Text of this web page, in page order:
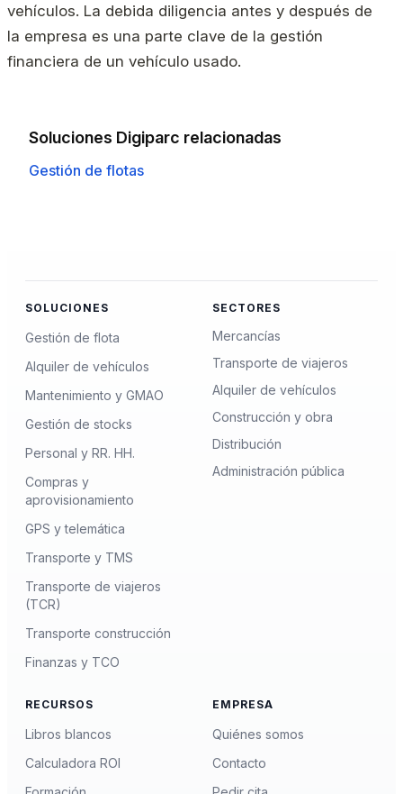
vehículos. La debida diligencia antes y después de
la empresa es una parte clave de la gestión
financiera de un vehículo usado.
Soluciones Digiparc relacionadas
Gestión de flotas
SOLUCIONES
Gestión de flota
Alquiler de vehículos
Mantenimiento y GMAO
Gestión de stocks
Personal y RR. HH.
Compras y
aprovisionamiento
GPS y telemática
Transporte y TMS
Transporte de viajeros
(TCR)
Transporte construcción
Finanzas y TCO
SECTORES
Mercancías
Transporte de viajeros
Alquiler de vehículos
Construcción y obra
Distribución
Administración pública
RECURSOS
Libros blancos
Calculadora ROI
EMPRESA
Quiénes somos
Contacto